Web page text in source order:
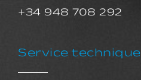
+34 948 708 292
Service technique